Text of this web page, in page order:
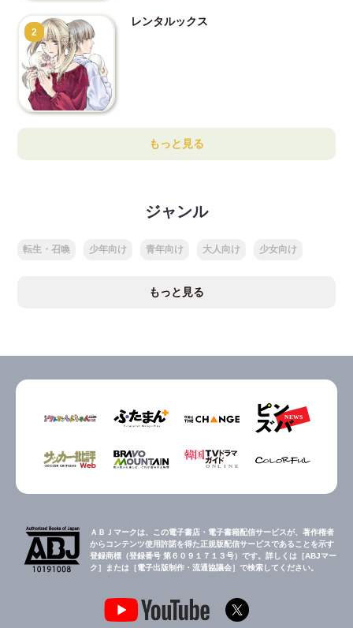
2
レンタルックス
もっと見る
ジャンル
転生・召喚 少年向け 青年向け 大人向け 少女向け
もっと見る
ＡＢＪマークは、この電子書店・電子書籍配信サービスが、著作権者
からコンテンツ使用許諾を得た正規版配信サービスであることを示す
登録商標（登録番号 第６０９１７１３号）です。詳しくは［ABJマー
ク］または［電子出版制作・流通協議会］で検索してください。